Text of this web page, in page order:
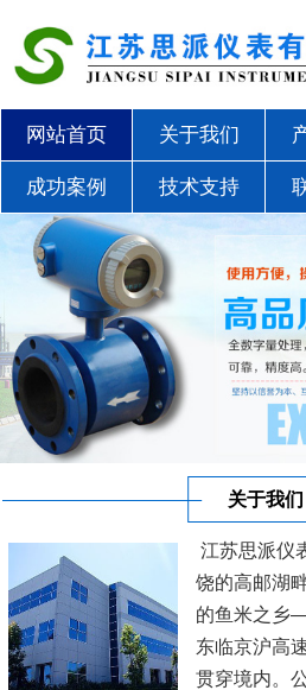
网站首页 关于我们
成功案例 技术支持
关于我们
江苏思派仪
饶的高邮湖
的鱼米之乡
东临京沪高
贯穿境内。